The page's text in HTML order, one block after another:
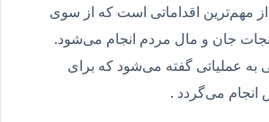
مهم‌ترین اقداماتی است که از سوی
جان و مال مردم انجام می‌شود.
به عملیاتی گفته می‌شود که برای
می‌گردد .